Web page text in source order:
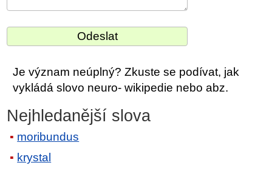
Je význam neúplný? Zkuste se podívat, jak
vykládá slovo neuro- wikipedie nebo abz.
Nejhledanější slova
moribundus
krystal